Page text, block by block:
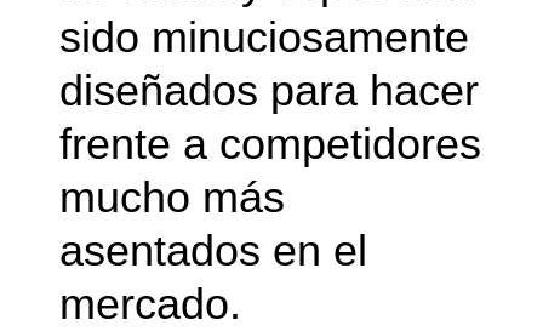
sido minuciosamente
diseñados para hacer
frente a competidores
mucho más
asentados en el
mercado.